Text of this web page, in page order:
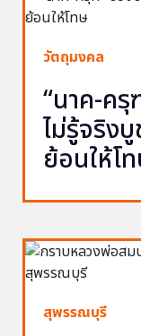
วัตถุมงคล
“นาค-ค
ไม่รู้จริง
ย้อนให้โ
สุพรรณบุรี